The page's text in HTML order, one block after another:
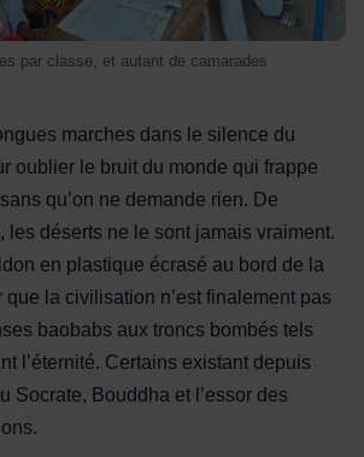
par classe, et autant de camarades
marches dans le silence du
oublier le bruit du monde qui frappe
qu’on ne demande rien. De
les déserts ne le sont jamais vraiment.
en plastique écrasé au bord de la
que la civilisation n’est finalement pas
baobabs aux troncs bombés tels
l’éternité. Certains existant depuis
Socrate, Bouddha et l’essor des